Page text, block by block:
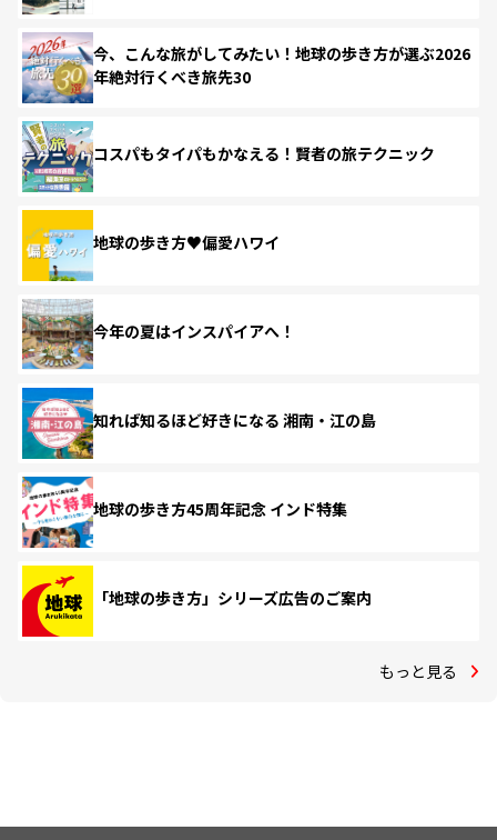
今、こんな旅がしてみたい！地球の歩き方が選ぶ2026
年絶対行くべき旅先30
コスパもタイパもかなえる！賢者の旅テクニック
地球の歩き方♥偏愛ハワイ
今年の夏はインスパイアへ！
知れば知るほど好きになる 湘南・江の島
地球の歩き方45周年記念 インド特集
「地球の歩き方」シリーズ広告のご案内
もっと見る